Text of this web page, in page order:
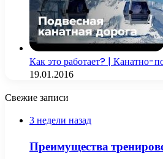
Как это работает? | Канатно-
19.01.2016
Свежие записи
3 недели назад
Преимущества